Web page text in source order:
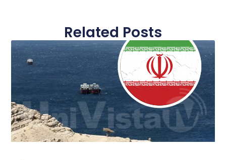
Related Posts